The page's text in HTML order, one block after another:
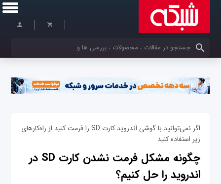
کلمات کلیدی خود را وارد کنید
اگر نمی‌توانید با گوشی اندروید کارت SD را فرمت کنید از راه‌کارهای
زیر استفاده کنید
چگونه مشکل فرمت نشدن کارت SD در
اندروید را حل کنیم؟